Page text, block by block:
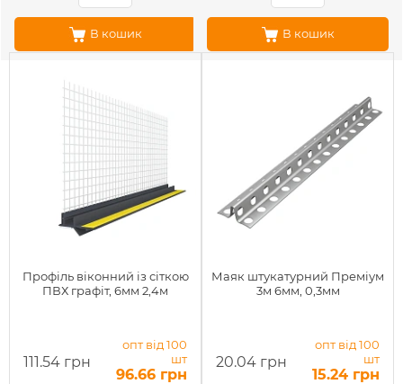
В кошик В кошик
Профіль віконний із сіткою
ПВХ графіт, 6мм 2,4м
111.54 грн
опт від 100
шт
96.66 грн
Маяк штукатурний Преміум
3м 6мм, 0,3мм
20.04 грн
опт від 100
шт
15.24 грн